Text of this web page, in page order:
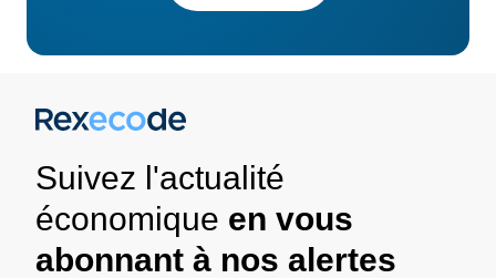
Suivez l'actualité
économique en vous
abonnant à nos alertes